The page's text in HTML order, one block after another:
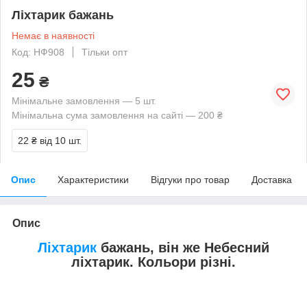
Ліхтарик бажань
Немає в наявності
Код: НФ908
Тільки опт
25 ₴
Мінімальне замовлення — 5 шт.
Мінімальна сума замовлення на сайті — 200 ₴
22 ₴ від 10 шт.
Опис Характеристики Відгуки про товар Доставка
Опис
Ліхтарик бажань, він же Небесний
ліхтарик. Кольори різні.